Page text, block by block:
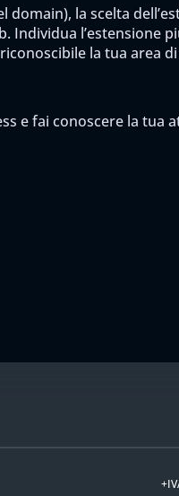
domain), la scelta
Individua l’estensione
la tua area
e fai conoscere la tua